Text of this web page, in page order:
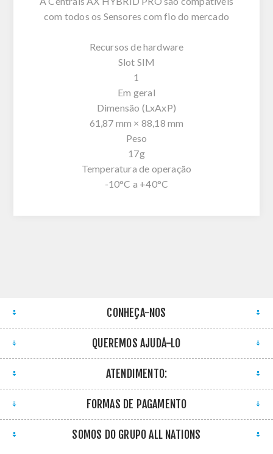
com todos os Sensores com fio do mercado
Recursos de hardware
Slot SIM
1
Em geral
Dimensão (LxAxP)
61,87 mm × 88,18 mm
Peso
17g
Temperatura de operação
-10°C a +40°C
CONHEÇA-NOS
QUEREMOS AJUDÁ-LO
ATENDIMENTO:
FORMAS DE PAGAMENTO
SOMOS DO GRUPO ALL NATIONS